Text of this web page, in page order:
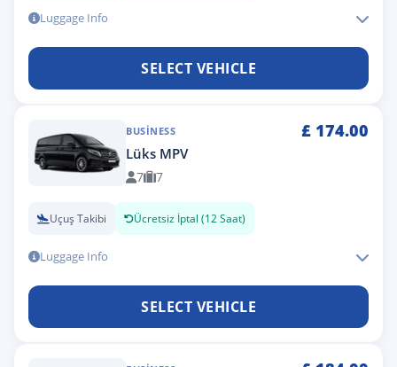
Luggage Info
SELECT VEHICLE
BUSINESS £ 174.00
Lüks MPV
7 7
Uçuş Takibi Ücretsiz İptal (12 Saat)
Luggage Info
SELECT VEHICLE